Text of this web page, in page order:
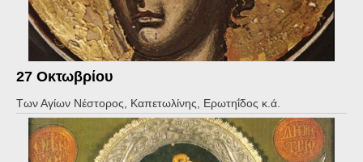
27 Οκτωβρίου
Των Αγίων Νέστορος, Καπετωλίνης, Ερωτηΐδος κ.ά.